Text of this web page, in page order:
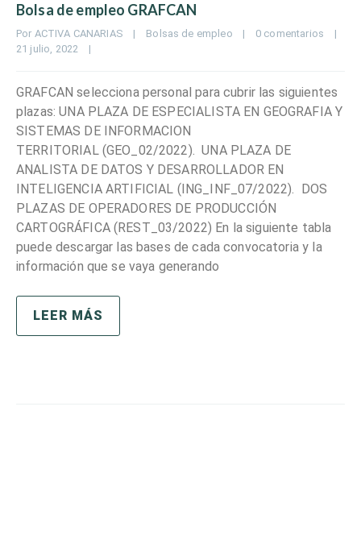
Bolsa de empleo GRAFCAN
Por ACTIVA CANARIAS | Bolsas de empleo | 0 comentarios
|
21 julio, 2022 |
GRAFCAN selecciona personal para cubrir las siguientes
plazas: UNA PLAZA DE ESPECIALISTA EN GEOGRAFIA Y
SISTEMAS DE INFORMACION
TERRITORIAL (GEO_02/2022). UNA PLAZA DE
ANALISTA DE DATOS Y DESARROLLADOR EN
INTELIGENCIA ARTIFICIAL (ING_INF_07/2022). DOS
PLAZAS DE OPERADORES DE PRODUCCIÓN
CARTOGRÁFICA (REST_03/2022) En la siguiente tabla
puede descargar las bases de cada convocatoria y la
información que se vaya generando
LEER MÁS